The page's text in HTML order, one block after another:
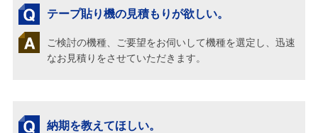
テープ貼り機の見積もりが欲しい。
ご検討の機種、ご要望をお伺いして機種を選定し、迅速
なお見積りをさせていただきます。
納期を教えてほしい。